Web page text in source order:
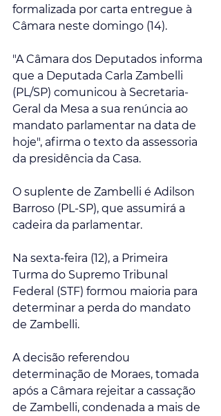
formalizada por carta entregue à
Câmara neste domingo (14).
"A Câmara dos Deputados informa
que a Deputada Carla Zambelli
(PL/SP) comunicou à Secretaria-
Geral da Mesa a sua renúncia ao
mandato parlamentar na data de
hoje", afirma o texto da assessoria
da presidência da Casa.
O suplente de Zambelli é Adilson
Barroso (PL-SP), que assumirá a
cadeira da parlamentar.
Na sexta-feira (12), a Primeira
Turma do Supremo Tribunal
Federal (STF) formou maioria para
determinar a perda do mandato
de Zambelli.
A decisão referendou
determinação de Moraes, tomada
após a Câmara rejeitar a cassação
de Zambelli, condenada a mais de